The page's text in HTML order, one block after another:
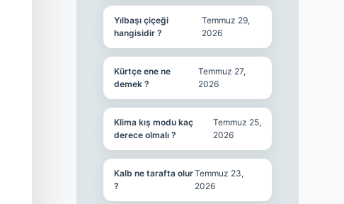
Yılbaşı çiçeği
hangisidir ?
Temmuz 29,
2026
Kürtçe ene ne
demek ?
Temmuz 27,
2026
Klima kış modu kaç
derece olmalı ?
Temmuz 25,
2026
Kalb ne tarafta olur
?
Temmuz 23,
2026